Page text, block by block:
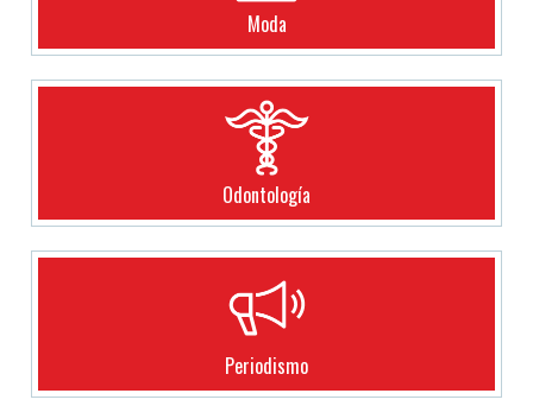
Moda
Odontología
Periodismo